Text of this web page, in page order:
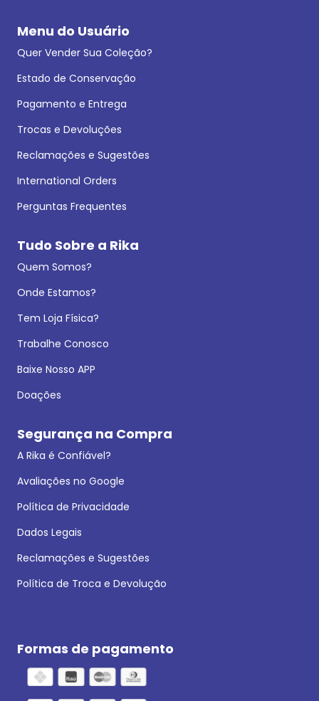
Menu do Usuário
Quer Vender Sua Coleção?
Estado de Conservação
Pagamento e Entrega
Trocas e Devoluções
Reclamações e Sugestões
International Orders
Perguntas Frequentes
Tudo Sobre a Rika
Quem Somos?
Onde Estamos?
Tem Loja Física?
Trabalhe Conosco
Baixe Nosso APP
Doações
Segurança na Compra
A Rika é Confiável?
Avaliações no Google
Política de Privacidade
Dados Legais
Reclamações e Sugestões
Política de Troca e Devolução
Formas de pagamento